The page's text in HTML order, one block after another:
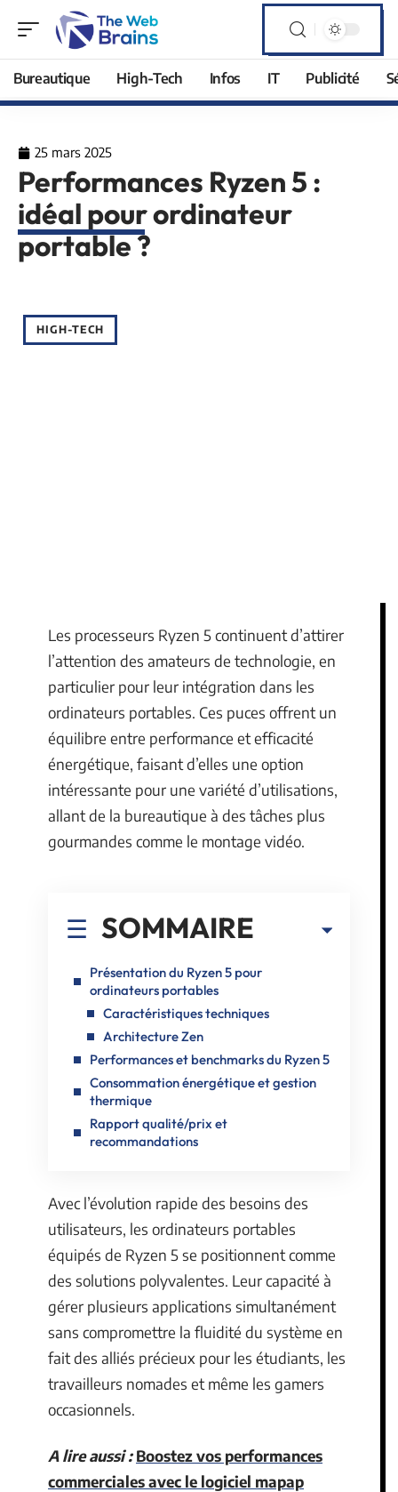
Bureautique High-Tech Infos IT Publicité
25 mars 2025
Performances Ryzen 5 :
idéal pour ordinateur
portable ?
HIGH-TECH
Les processeurs Ryzen 5 continuent d’attirer
l’attention des amateurs de technologie, en
particulier pour leur intégration dans les
ordinateurs portables. Ces puces offrent un
équilibre entre performance et efficacité
énergétique, faisant d’elles une option
intéressante pour une variété d’utilisations,
allant de la bureautique à des tâches plus
gourmandes comme le montage vidéo.
SOMMAIRE
Présentation du Ryzen 5 pour
ordinateurs portables
Caractéristiques techniques
Architecture Zen
Performances et benchmarks du Ryzen 5
Consommation énergétique et gestion
thermique
Rapport qualité/prix et
recommandations
Avec l’évolution rapide des besoins des
utilisateurs, les ordinateurs portables
équipés de Ryzen 5 se positionnent comme
des solutions polyvalentes. Leur capacité à
gérer plusieurs applications simultanément
sans compromettre la fluidité du système en
fait des alliés précieux pour les étudiants, les
travailleurs nomades et même les gamers
occasionnels.
A lire aussi : Boostez vos performances
commerciales avec le logiciel mapap